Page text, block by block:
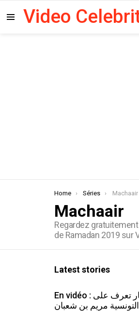
Video
You are here:
Home Séries Machaair
Machaair
Regardez
de Ramadan 2019 sur
Latest stories
En vidéo : من بلاطو النهار تعرف على
التونسية مريم بن شعبان